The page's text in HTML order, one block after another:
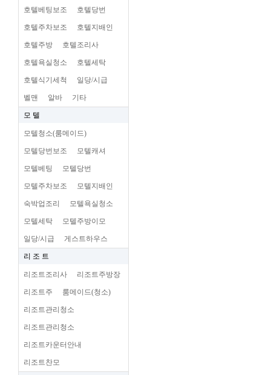
호텔베팅보조 호텔당번
호텔주차보조 호텔지배인
호텔주방 호텔조리사
호텔욕실청소 호텔세탁
호텔식기세척 일당/시급
벨맨 알바 기타
모 텔
모텔청소(룸메이드)
모텔당번보조 모텔캐셔
모텔베팅 모텔당번
모텔주차보조 모텔지배인
숙박업조리 모텔욕실청소
모텔세탁 모텔주방이모
일당/시급 게스트하우스
리 조 트
리조트조리사 리조트주방장
리조트주 룸메이드(청소)
리조트관리청소
리조트관리청소
리조트카운터안내
리조트찬모